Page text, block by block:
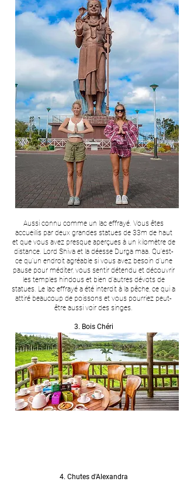
Aussi connu comme un lac effrayé. Vous êtes
accueillis par deux grandes statues de 33m de haut
et que vous avez presque aperçues à un kilomètre de
distance. Lord Shiva et la déesse Durga maa. Qu'est-
ce qu'un endroit agréable si vous avez besoin d'une
pause pour méditer, vous sentir détendu et découvrir
les temples hindous et bien d'autres dévots de
statues. Le lac effrayé a été interdit à la pêche, ce qui a
attiré beaucoup de poissons et vous pourriez peut-
être aussi voir des singes.
3. Bois Chéri
4. Chutes d'Alexandra